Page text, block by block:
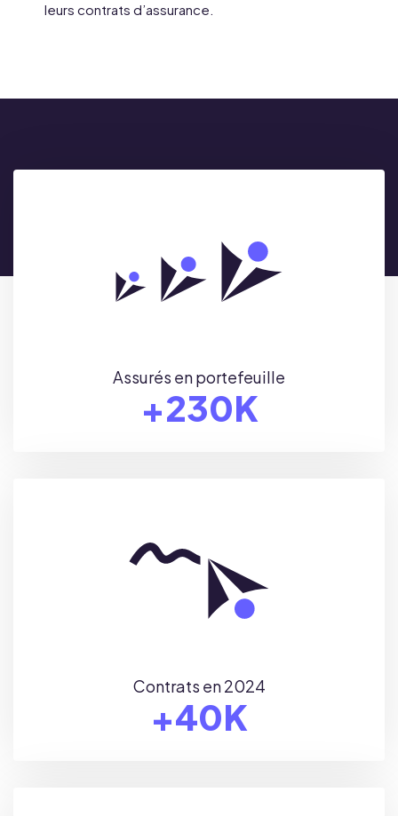
leurs contrats d’assurance.
Assurés en portefeuille
+230K
Contrats en 2024
+40K